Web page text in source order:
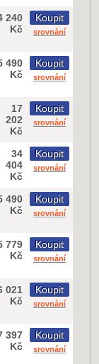
240
Kč
Koupit
srovnání
490
Kč
Koupit
srovnání
17
202
Kč
Koupit
srovnání
34
404
Kč
Koupit
srovnání
490
Kč
Koupit
srovnání
779
Kč
Koupit
srovnání
021
Kč
Koupit
srovnání
397
Kč
Koupit
srovnání